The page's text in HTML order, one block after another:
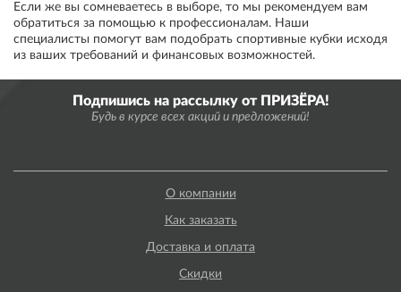
Если же вы сомневаетесь в выборе, то мы рекомендуем вам
обратиться за помощью к профессионалам. Наши
специалисты помогут вам подобрать спортивные кубки исходя
из ваших требований и финансовых возможностей.
Подпишись на рассылку от ПРИЗЁРА!
Будь в курсе всех акций и предложений!
О компании
Как заказать
Доставка и оплата
Скидки